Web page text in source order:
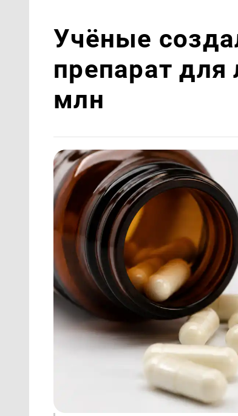
Учёные
препарат для
млн